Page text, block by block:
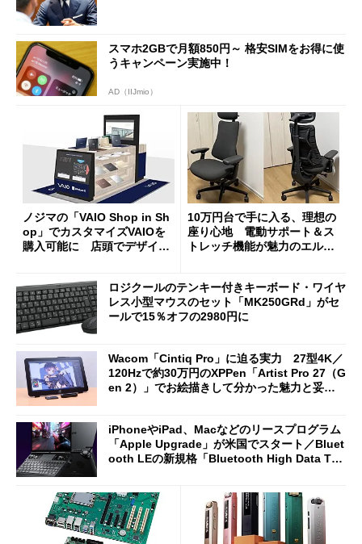
スマホ2GBで月額850円～ 格安SIMをお得に使
うキャンペーン実施中！
AD（IIJmio）
ノジマの「VAIO Shop in Sh
op」でカスタマイズVAIOを
購入可能に 店頭でデザイン
10万円台で手に入る、理想の
座り心地 電動サポート＆ス
トレッチ機能が魅力のエルゴ
ロジクールのテンキー付きキーボード・ワイヤ
レス小型マウスのセット「MK250GRd」がセ
ールで15％オフの2980円に
Wacom「Cintiq Pro」に迫る実力 27型4K／
120Hzで約30万円のXPPen「Artist Pro 27（G
en 2）」でお絵描きして分かった魅力と妥協
iPhoneやiPad、Macなどのリースプログラム
「Apple Upgrade」が米国でスタート／Bluet
ooth LEの新規格「Bluetooth High Data Thr